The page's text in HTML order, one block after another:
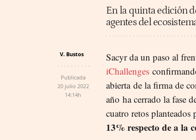
En la quinta edición
agentes del
V. Bustos
Publicada
20 julio 2022
14:14h
Sacyr da un paso al
iChallenges
abierta de la firma de
año ha cerrado la fase
cuatro retos planteados
13% respecto de a la